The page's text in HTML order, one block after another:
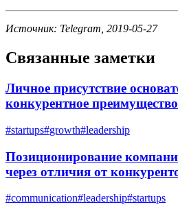
Источник: Telegram, 2019-05-27
Связанные заметки
Личное присутствие
конкурентное преимущество
#startups#growth#leadership
Позиционирование
через отличия от
#communication#leadership#startups